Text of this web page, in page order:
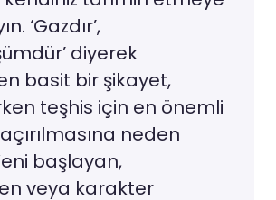
‘Gazdır’,
diyerek
basit bir şikayet,
teşhis için en önemli
neden
başlayan,
veya karakter